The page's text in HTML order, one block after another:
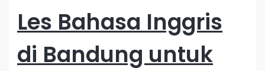
Les Bahasa Inggris
di Bandung untuk